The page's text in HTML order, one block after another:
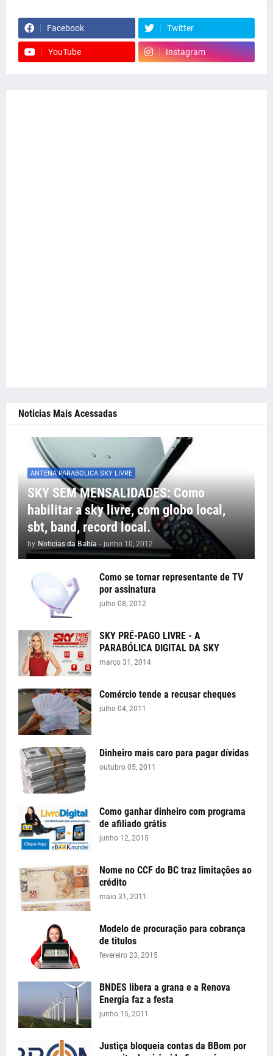
Facebook Twitter
YouTube Instagram
Noticias Mais Acessadas
ANTENA PARABOLICA SKY LIVRE
SKY SEM MENSALIDADES: Como
habilitar a sky livre, com globo local,
sbt, band, record local.
by Noticias da Bahia - junho 10, 2012
Como se tornar representante de TV
por assinatura
julho 08, 2012
SKY PRÉ-PAGO LIVRE - A
PARABÓLICA DIGITAL DA SKY
março 31, 2014
Comércio tende a recusar cheques
julho 04, 2011
Dinheiro mais caro para pagar dívidas
outubro 05, 2011
Como ganhar dinheiro com programa
de afiliado grátis
junho 12, 2015
Nome no CCF do BC traz limitações ao
crédito
maio 31, 2011
Modelo de procuração para cobrança
de titulos
fevereiro 23, 2015
BNDES libera a grana e a Renova
Energia faz a festa
junho 15, 2011
Justiça bloqueia contas da BBom por